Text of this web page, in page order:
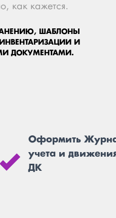
как кажется.
ШАБЛОНЫ
И
ДОКУМЕНТАМИ.
Оформить
учета и
ДК